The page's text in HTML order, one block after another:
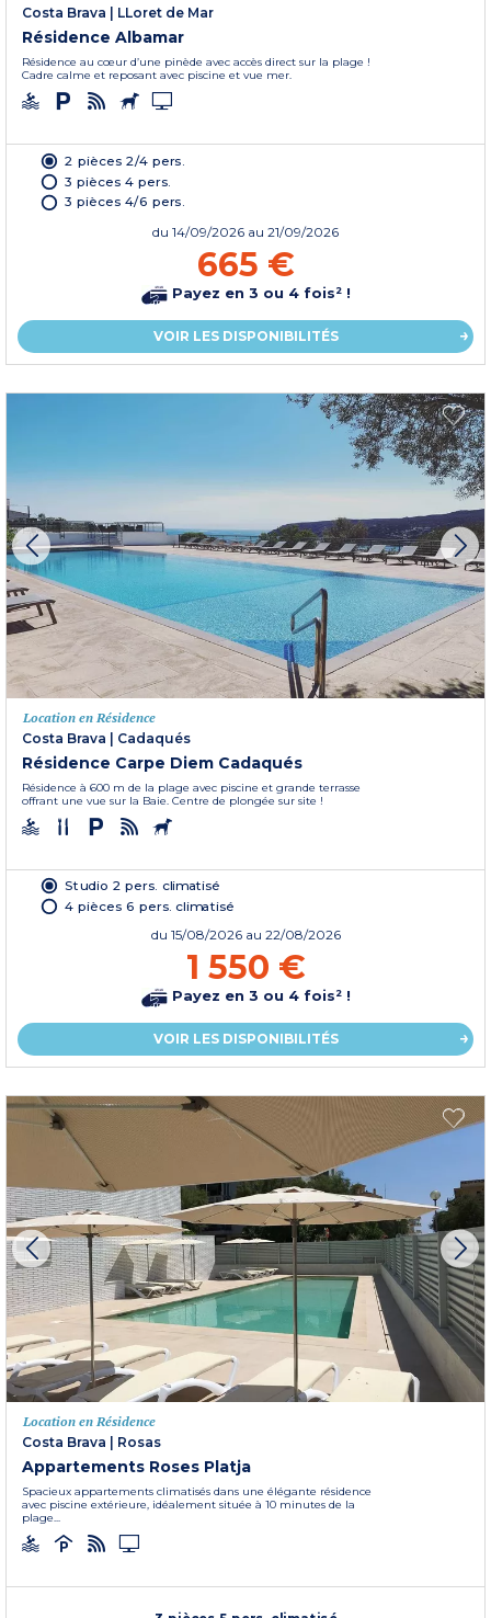
Costa Brava
LLoret de Mar
Résidence Albamar
Résidence au cœur d’une pinède avec accès direct sur la plage !
Cadre calme et reposant avec piscine et vue mer.
2 pièces 2/4 pers.
3 pièces 4 pers.
3 pièces 4/6 pers.
du 14/09/2026 au 21/09/2026
665 €
Payez en 3 ou 4 fois² !
VOIR LES DISPONIBILITÉS
Location en Résidence
Costa Brava
Cadaqués
Résidence Carpe Diem Cadaqués
Résidence à 600 m de la plage avec piscine et grande terrasse
offrant une vue sur la Baie. Centre de plongée sur site !
Studio 2 pers. climatisé
4 pièces 6 pers. climatisé
du 15/08/2026 au 22/08/2026
1 550 €
Payez en 3 ou 4 fois² !
VOIR LES DISPONIBILITÉS
Location en Résidence
Costa Brava | Rosas
Appartements Roses Platja
Spacieux appartements climatisés dans une élégante résidence
avec piscine extérieure, idéalement située à 10 minutes de la
plage...